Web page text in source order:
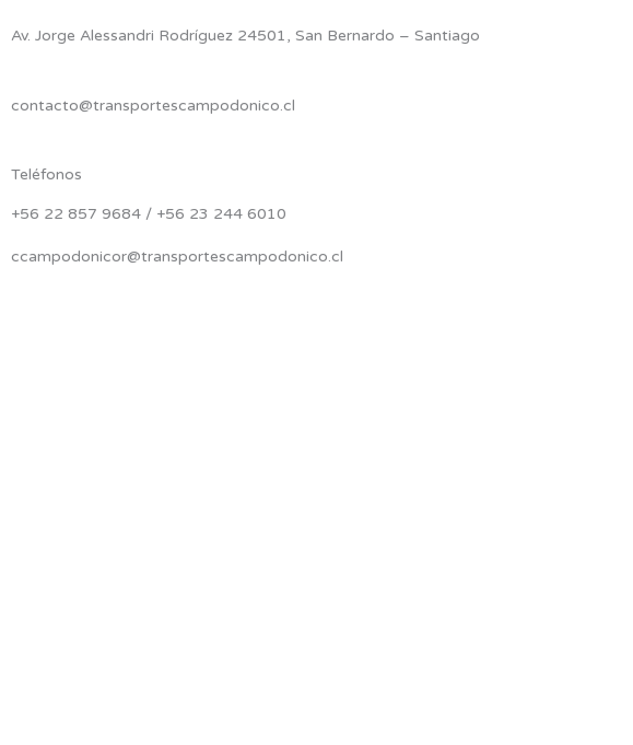
Av. Jorge Alessandri Rodríguez 24501, San Bernardo – Santiago
contacto@transportescampodonico.cl
Teléfonos
+56 22 857 9684 / +56 23 244 6010
ccampodonicor@transportescampodonico.cl